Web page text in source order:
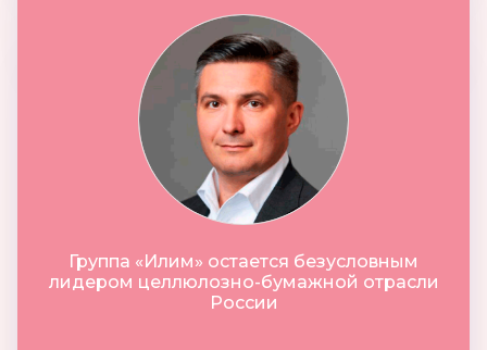
Группа «Илим» остается безусловным
лидером целлюлозно-бумажной отрасли
России